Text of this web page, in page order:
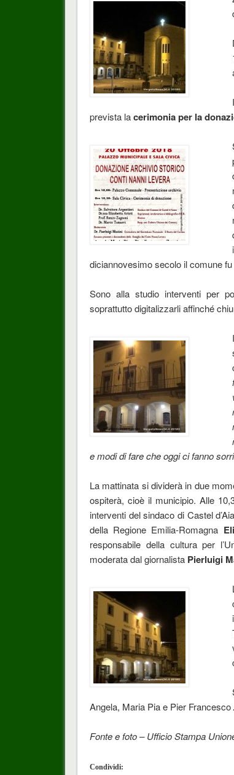
prevista lacerimonia per la
diciannovesimo secolo il comune
Sono alla studio interventi per
soprattutto digitalizzarli affinché
e modi di fare che oggi ci fanno
La mattinata si dividerà in due
ospiterà, cioè il municipio. Alle
interventi del sindaco di Castel
della Regione Emilia-Romagna
responsabile della cultura per
moderata dal giornalista Pierluigi
Angela, Maria Pia e Pier Francesco
Fonte e foto – Ufficio Stampa
Condividi: